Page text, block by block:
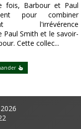
fois, Barbour et Paul
pour combiner
l'irrévérence
Paul Smith et le savoir-
Cette collec...